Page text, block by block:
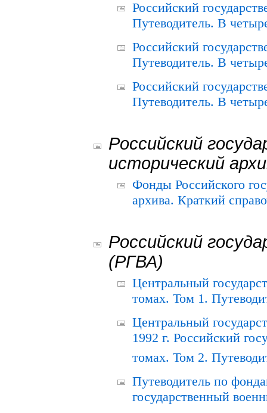
Российский
Путеводитель. В
Российский
Путеводитель. В
Российский
Путеводитель. В
Российский
исторический
Фонды Российского
архива. Краткий
Российский
(РГВА)
Центральный
томах. Том 1.
Центральный
1992 г. Российский
томах. Том 2.
Путеводитель по
государственный